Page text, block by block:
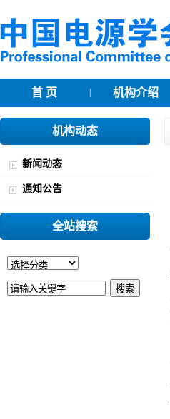
首 页 机构介绍
机构动态
新闻动态
通知公告
全站搜索